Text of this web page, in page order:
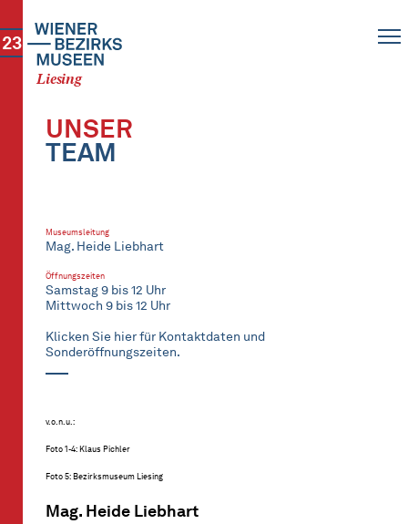
Liesing
23
UNSER
TEAM
Museumsleitung
Mag. Heide Liebhart
Öffnungszeiten
Samstag 9 bis 12 Uhr
Mittwoch 9 bis 12 Uhr
Klicken Sie hier für Kontaktdaten und
Sonderöffnungszeiten.
v.o.n.u.:
Foto 1-4: Klaus Pichler
Foto 5: Bezirksmuseum Liesing
Mag. Heide Liebhart